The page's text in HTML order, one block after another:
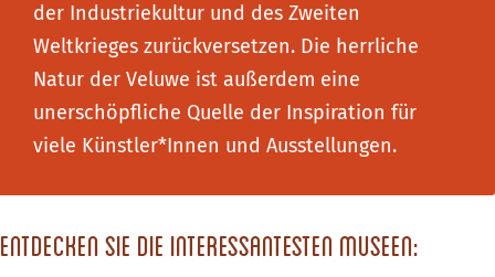
der Industriekultur und des Zweiten
Weltkrieges zurückversetzen. Die herrliche
Natur der Veluwe ist außerdem eine
unerschöpfliche Quelle der Inspiration für
viele Künstler*Innen und Ausstellungen.
Entdecken Sie die interessantesten Museen: